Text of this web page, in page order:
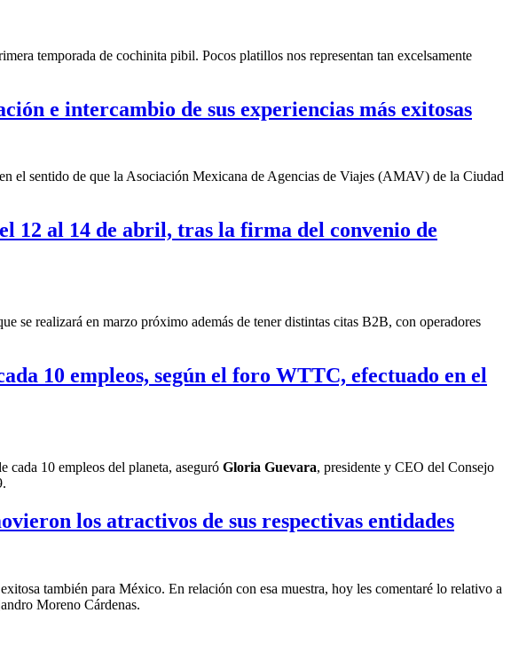
temporada de cochinita pibil. Pocos platillos nos representan tan excelsamente
e intercambio de sus experiencias más exitosas
el sentido de que la Asociación Mexicana de Agencias de Viajes (AMAV) de la Ciudad
12 al 14 de abril, tras la firma del convenio de
se realizará en marzo próximo además de tener distintas citas B2B, con operadores
10 empleos, según el foro WTTC, efectuado en el
cada 10 empleos del planeta, aseguró Gloria Guevara, presidente y CEO del Consejo
los atractivos de sus respectivas entidades
también para México. En relación con esa muestra, hoy les comentaré lo relativo a
Moreno Cárdenas.